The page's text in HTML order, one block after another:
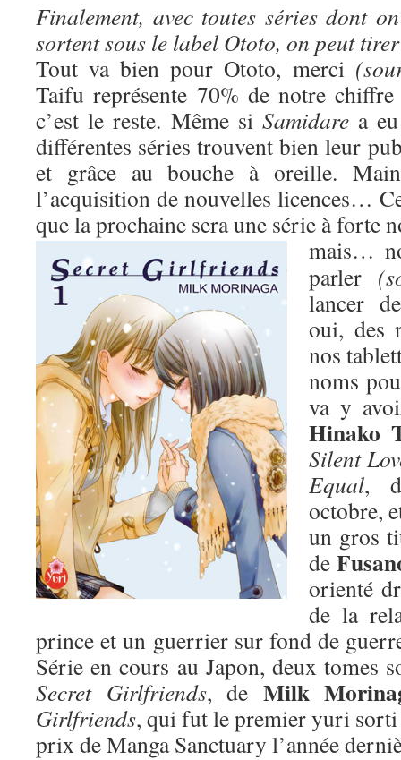
Finalement, avec toutes séries dont
sortent sous le label Ototo, on peut
Tout va bien pour Ototo, merci
Taifu représente 70% de notre chiffre
c’est le reste. Même si Samidarea eu
différentes séries trouvent bien leur
et grâce au bouche à oreille.
l’acquisition de nouvelles licences…
que la prochaine sera une série à forte
mais…
parler
lancer
oui, des
nos
noms
va y
Hinako
Silent
Equal,
octobre,
un gros
de
orienté
de la
prince et un guerrier sur fond de
Série en cours au Japon, deux tomes
Secret Girlfriends, de Milk
Girlfriends, qui fut le premier yuri sorti
prix de Manga Sanctuary l’année